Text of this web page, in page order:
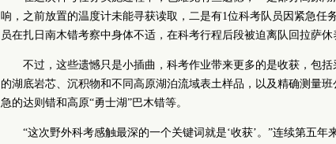
响，之前放置的温度计未能寻获读取，二是有1位科考队员因紧急任
员在扎日南木错考察中身体不适，在科考行程后段被迫离队回拉萨休
不过，这些遗憾只是小插曲，科考作业带来更多的是收获，包
的湖底岩芯、沉积物和不同高原湖泊流域表土样品，以及精确测量
急的达则错和高原“勇士湖”巴木错等。
“这次野外科考感触最深的一个关键词就是‘收获’。”连续第五年